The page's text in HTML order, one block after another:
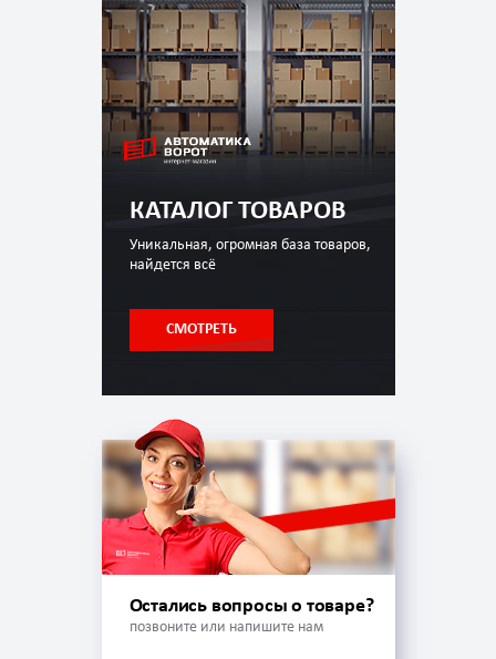
КАТАЛОГ ТОВАРОВ
Уникальная, огромная база товаров,
найдется всё
СМОТРЕТЬ
Остались вопросы о товаре?
позвоните или напишите нам